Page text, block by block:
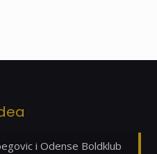
i Odense Boldklub